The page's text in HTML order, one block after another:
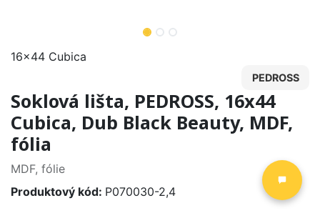
16x44 Cubica
PEDROSS
Soklová lišta, PEDROSS, 16x44
Cubica, Dub Black Beauty, MDF,
fólia
MDF, fólie
Produktový kód: P070030-2,4